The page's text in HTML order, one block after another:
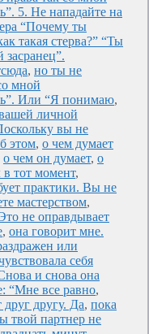
5. Не нападайте на
“Почему ты
такая стерва?” “Ты
засранец”.
, но ты не
мной
Или “Я понимаю,
личной
вы не
этом, о чем думает
о чем он думает, о
тот момент,
практики. Вы не
мастерством,
не оправдывает
, она говорит мне.
или
себя
и снова она
“Мне все равно,
другу. Да, пока
твой партнер не